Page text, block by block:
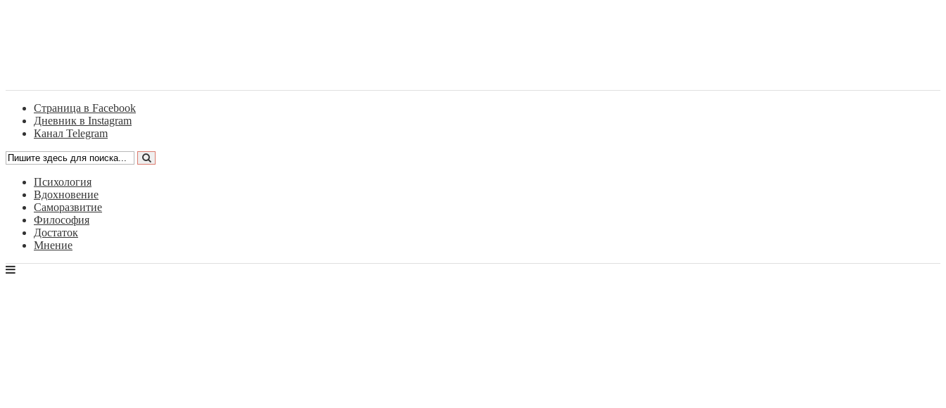
Страница в Facebook
Дневник в Instagram
Канал Telegram
Психология
Вдохновение
Саморазвитие
Философия
Достаток
Мнение